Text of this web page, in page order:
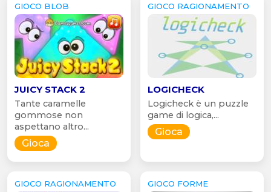
GIOCO BLOB
JUICY STACK 2
Tante caramelle
gommose non
aspettano altro...
Gioca
GIOCO RAGIONAMENTO
LOGICHECK
Logicheck è un puzzle
game di logica,...
Gioca
GIOCO RAGIONAMENTO GIOCO FORME